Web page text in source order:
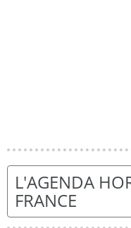
L'AGENDA
FRANCE